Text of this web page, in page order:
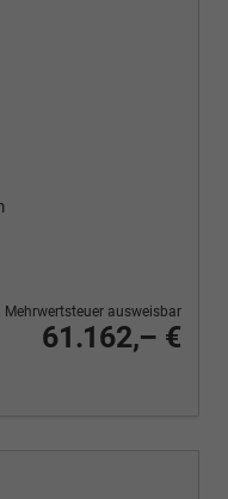
61.162,– €
Mehrwertsteuer ausweisbar